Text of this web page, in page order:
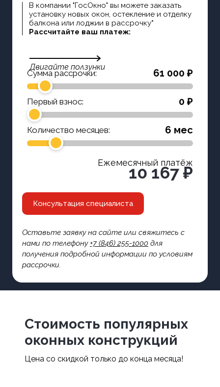
Двигайте ползунки
В компании "ГосОкно" вы можете заказать
установку новых окон, остекление и отделку
балкона или лоджии в рассрочку*
Рассчитайте ваш платеж:
Сумма рассрочки: 61 000 ₽
Первый взнос: 0 ₽
Количество месяцев: 6 мес
Ежемесячный платёж
10 167 ₽
Консультация специалиста
Оставьте заявку на сайте или свяжитесь с
нами по телефону +7 (846) 255-1000 для
получения подробной информации по условиям
рассрочки.
Стоимость популярных
оконных конструкций
Цена со скидкой только до конца месяца!